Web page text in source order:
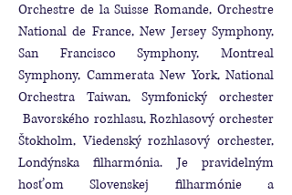
Orchestre de la Suisse Romande, Orchestre
National de France, New Jersey Symphony,
San Francisco Symphony, Montreal
Symphony, Cammerata New York, National
Orchestra Taiwan, Symfonický orchester
Bavorského rozhlasu, Rozhlasový orchester
Štokholm, Viedenský rozhlasový orchester,
Londýnska filharmónia. Je pravidelným
hosťom Slovenskej filharmónie a